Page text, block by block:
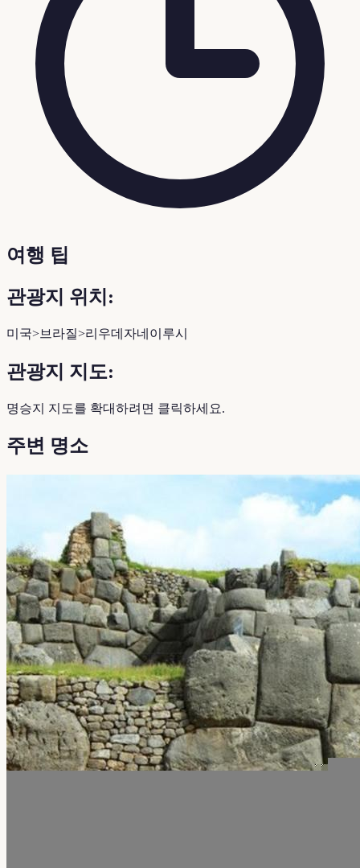
여행 팁
관광지 위치:
미국>브라질>리우데자네이루시
관광지 지도:
명승지 지도를 확대하려면 클릭하세요.
주변 명소